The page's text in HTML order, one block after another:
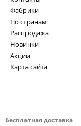
Бесплатная доставка
Фабрики
По странам
Распродажа
Новинки
Акции
Карта сайта